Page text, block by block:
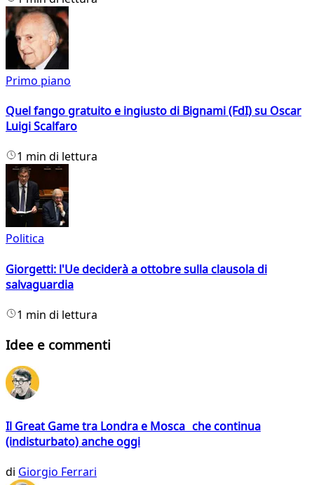
Primo piano
Quel fango gratuito e ingiusto di Bignami (FdI) su Oscar
Luigi Scalfaro
1 min di lettura
Politica
Giorgetti: l'Ue deciderà a ottobre sulla clausola di
salvaguardia
1 min di lettura
Idee e commenti
Il Great Game tra Londra e Mosca che continua
(indisturbato) anche oggi
di Giorgio Ferrari